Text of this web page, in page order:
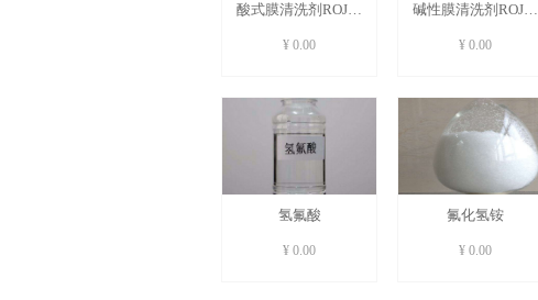
酸式膜清洗剂ROJN-
P11【粉剂】
¥ 0.00
碱性膜清洗剂ROJN-
211【液体】
¥ 0.00
氢氟酸
¥ 0.00
氟化氢铵
¥ 0.00